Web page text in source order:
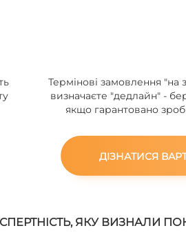
Термінові замовлення "на
визначаєте "дедлайн" -
якщо гарантовано
ДІЗНАТИСЯ
ЯКУ ВИЗНАЛИ